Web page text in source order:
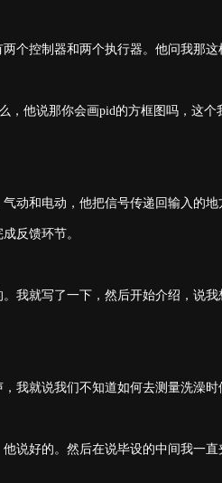
控制器和两个执行器。他问我那
他说那你会画pid的方框图吗，这
动和电动，他把信号传递回输入的
反馈环节。
我就写了一下，然后开始介绍，说
就说我们不知道如何去测量洗澡
好的。然后在说毕设的中间我一